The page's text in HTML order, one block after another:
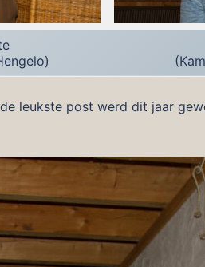
leukste post werd dit jaar